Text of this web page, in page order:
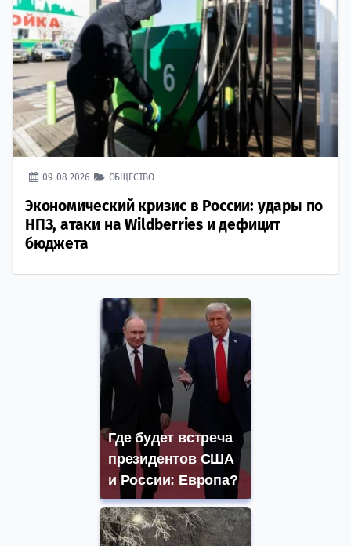
09-08-2026 ОБЩЕСТВО
Экономический кризис в России: удары по
НПЗ, атаки на Wildberries и дефицит
бюджета
Где будет встреча
президентов США
и России: Европа?